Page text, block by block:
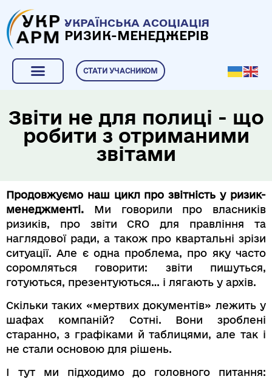
УКРАЇНСЬКА АСОЦІАЦІЯ
РИЗИК-МЕНЕДЖЕРІВ
СТАТИ УЧАСНИКОМ
Звіти не для полиці - що
робити з отриманими
звітами
Продовжуємо наш цикл про звітність у ризик-
менеджменті. Ми говорили про власників
ризиків, про звіти CRO для правління та
наглядової ради, а також про квартальні зрізи
ситуації. Але є одна проблема, про яку часто
соромляться говорити: звіти пишуться,
готуються, презентуються… і лягають у архів.
Скільки таких «мертвих документів» лежить у
шафах компаній? Сотні. Вони зроблені
старанно, з графіками й таблицями, але так і
не стали основою для рішень.
І тут ми підходимо до головного питання: